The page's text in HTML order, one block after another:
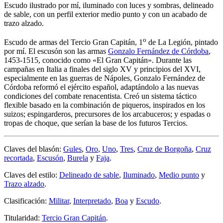
Escudo ilustrado por mí, iluminado con luces y sombras, delineado
de sable, con un perfil exterior medio punto y con un acabado de
trazo alzado.
Escudo de armas del Tercio Gran Capitán, 1 o de La Legión, pintado
por mí. El escusón son las armas Gonzalo Fernández de Córdoba,
1453-1515, conocido como «El Gran Capitán». Durante las
campañas en Italia a finales del siglo XV y principios del XVI,
especialmente en las guerras de Nápoles, Gonzalo Fernández de
Córdoba reformó el ejército español, adaptándolo a las nuevas
condiciones del combate renacentista. Creó un sistema táctico
flexible basado en la combinación de piqueros, inspirados en los
suizos; espingarderos, precursores de los arcabuceros; y espadas o
tropas de choque, que serían la base de los futuros Tercios.
Claves del blasón: Gules, Oro, Uno, Tres, Cruz de Borgoña, Cruz
recortada, Escusón, Burela y Faja.
Claves del estilo: Delineado de sable, Iluminado, Medio punto y
Trazo alzado.
Clasificación: Militar, Interpretado, Boa y Escudo.
Titularidad: Tercio Gran Capitán.